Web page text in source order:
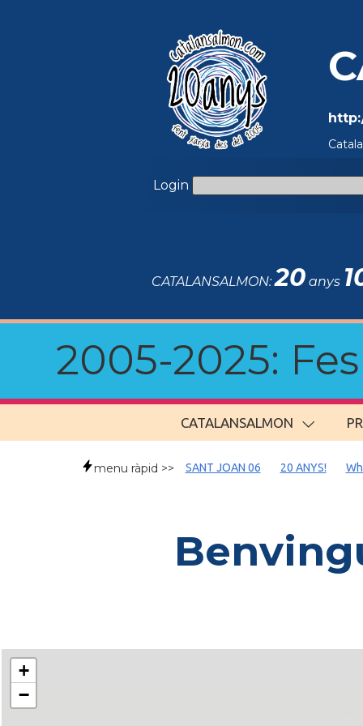
Login
CATALANSALMON:20 anys
2005-2025:
CATALANSALMON
menu ràpid >> SANT JOAN 06 20 ANYS!
+
−